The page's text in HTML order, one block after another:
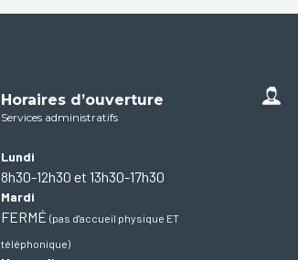
Horaires d’ouverture
Services administratifs
Lundi
8h30-12h30 et 13h30-17h30
Mardi
FERMÉ (pas d'accueil physique ET
téléphonique)